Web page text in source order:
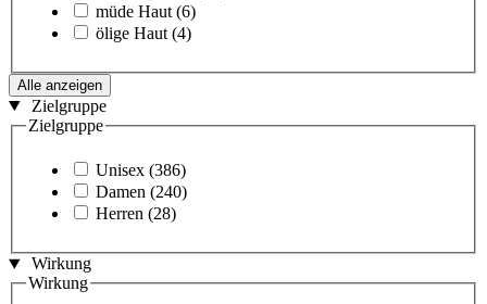
müde Haut (6)
ölige Haut (4)
Alle anzeigen
Zielgruppe
Zielgruppe
Unisex (386)
Damen (240)
Herren (28)
Wirkung
Wirkung